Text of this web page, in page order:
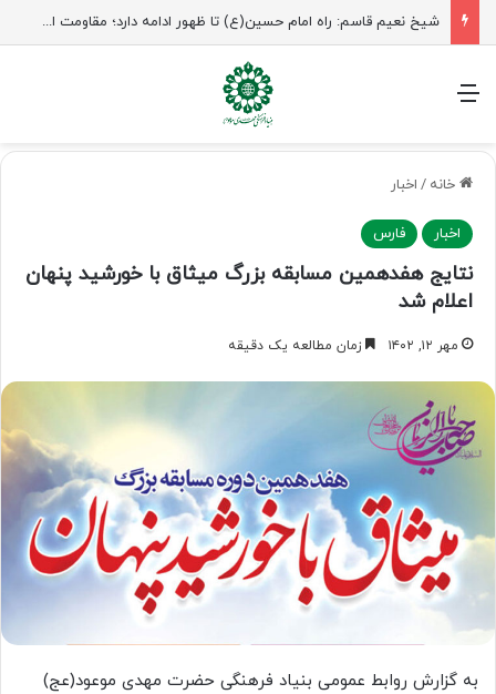
منو
خانه / اخبار
اخبار فارس
نتایج هفدهمین مسابقه بزرگ میثاق با خورشید پنهان
اعلام شد
مهر ۱۲, ۱۴۰۲ زمان مطالعه یک دقیقه
به گزارش روابط عمومی بنیاد فرهنگی حضرت مهدی موعود(عج)